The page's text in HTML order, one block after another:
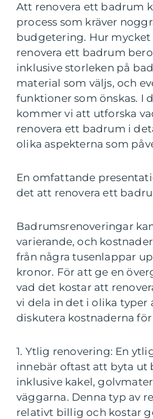
Att renovera ett badrum
process som kräver
budgetering. Hur
renovera ett badrum
inklusive storleken på
material som väljs, och
funktioner som önskas. I
kommer vi att utforska
renovera ett badrum i
olika aspekterna som
En omfattande
det att renovera ett
Badrumsrenoveringar
varierande, och
från några tusenlappar
kronor. För att ge en
vad det kostar att
vi dela in det i olika typer
diskutera kostnaderna för
1. Ytlig renovering: En
innebär oftast att byta ut
inklusive kakel,
väggarna. Denna typ av
relativt billig och kostar